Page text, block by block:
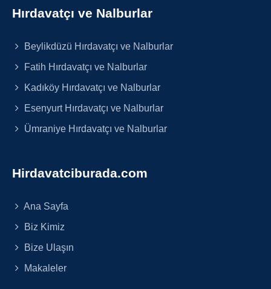
Hırdavatçı ve Nalburlar
Beylikdüzü Hırdavatçı ve Nalburlar
Fatih Hırdavatçı ve Nalburlar
Kadıköy Hırdavatçı ve Nalburlar
Esenyurt Hırdavatçı ve Nalburlar
Ümraniye Hırdavatçı ve Nalburlar
Hirdavatciburada.com
Ana Sayfa
Biz Kimiz
Bize Ulaşın
Makaleler